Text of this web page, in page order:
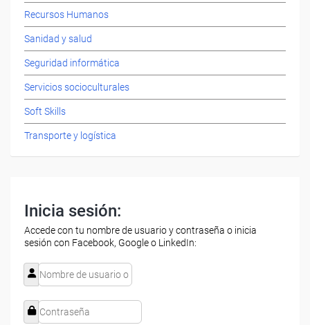
Recursos Humanos
Sanidad y salud
Seguridad informática
Servicios socioculturales
Soft Skills
Transporte y logística
Inicia sesión:
Accede con tu nombre de usuario y contraseña o inicia
sesión con Facebook, Google o LinkedIn: